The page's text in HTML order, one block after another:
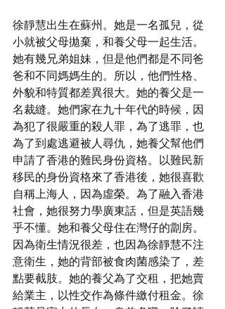
徐靜慧出生在蘇州。她是一名孤兒，從
小就被父母拋棄，和養父母一起生活。
她有幾兄弟姐妹，但是他們都是不同爸
爸和不同媽媽生的。所以，他們性格、
外貌和特質都差異很大。她的養父是一
名裁縫。她們家在九十年代的時候，因
為犯了很嚴重的殺人罪，為了逃罪，也
為了到處逃避被人尋仇，她養父幫他們
申請了香港的難民身份資格。以難民新
移民的身份資格來了香港後，她很喜歡
自稱上海人，因為虛榮。為了融入香港
社會，她很努力學廣東話，但是英語幾
乎不懂。她和養父母住在灣仔的劏房。
因為衛生情況很差，也因為徐靜慧不注
意衛生，她的背部被食肉菌感染了，差
點要截肢。她的養父為了交租，把她賣
給業主，以性交作為條件繳付租金。徐